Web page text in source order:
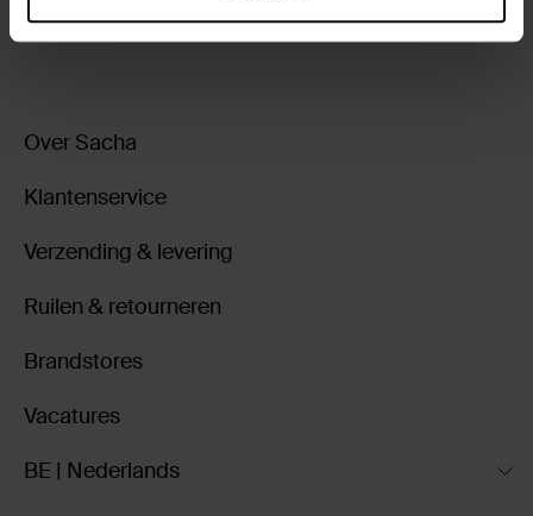
ga terug
Over Sacha
Klantenservice
Verzending & levering
Ruilen & retourneren
Brandstores
Vacatures
BE | Nederlands